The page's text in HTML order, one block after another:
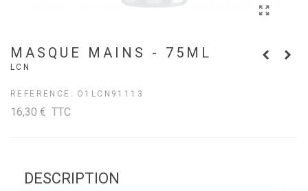
MASQUE MAINS - 75ML
LCN
REFERENCE: O1LCN91113
16,30 € TTC
DESCRIPTION